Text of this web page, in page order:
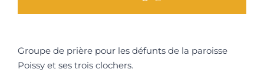
Groupe de prière pour les défunts de la paroisse
Poissy et ses trois clochers.